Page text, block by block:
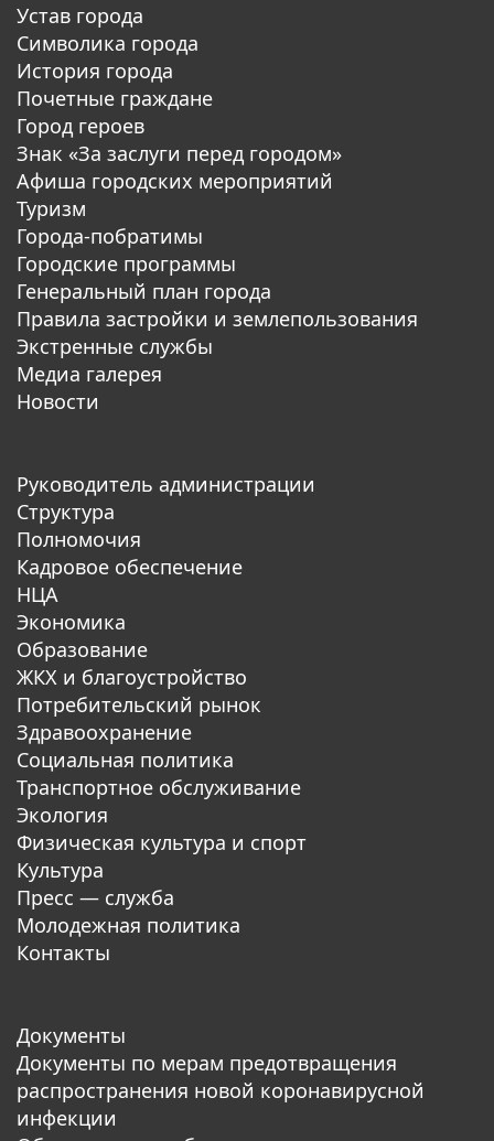
Устав города
Символика города
История города
Почетные граждане
Город героев
Знак «За заслуги перед городом»
Афиша городских мероприятий
Туризм
Города-побратимы
Городские программы
Генеральный план города
Правила застройки и землепользования
Экстренные службы
Медиа галерея
Новости
Руководитель администрации
Структура
Полномочия
Кадровое обеспечение
НЦА
Экономика
Образование
ЖКХ и благоустройство
Потребительский рынок
Здравоохранение
Социальная политика
Транспортное обслуживание
Экология
Физическая культура и спорт
Культура
Пресс — служба
Молодежная политика
Контакты
Документы
Документы по мерам предотвращения
распространения новой коронавирусной
инфекции